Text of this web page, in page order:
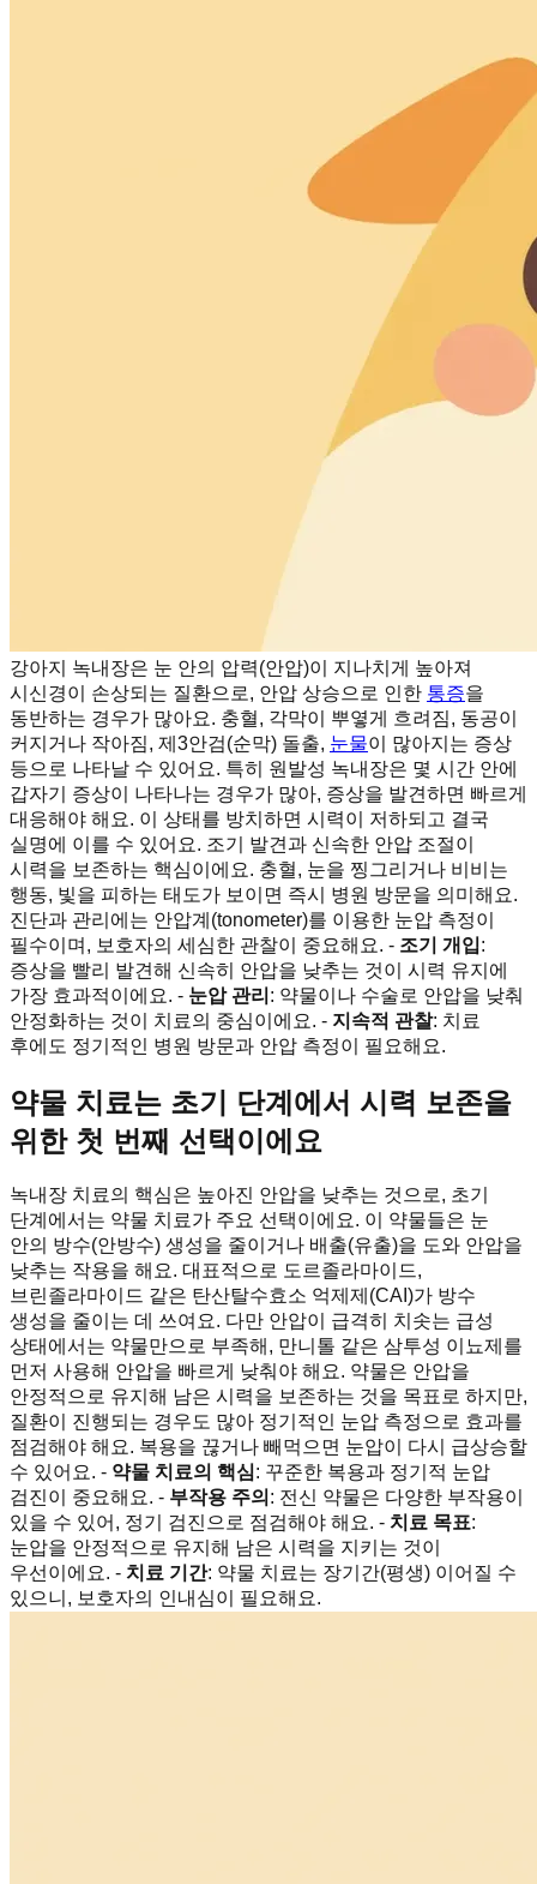
강아지 녹내장은 눈 안의 압력(안압)이 지나치게 높아져
시신경이 손상되는 질환으로, 안압 상승으로 인한 통증을
동반하는 경우가 많아요. 충혈, 각막이 뿌옇게 흐려짐, 동공이
커지거나 작아짐, 제3안검(순막) 돌출, 눈물이 많아지는 증상
등으로 나타날 수 있어요. 특히 원발성 녹내장은 몇 시간 안에
갑자기 증상이 나타나는 경우가 많아, 증상을 발견하면 빠르게
대응해야 해요. 이 상태를 방치하면 시력이 저하되고 결국
실명에 이를 수 있어요. 조기 발견과 신속한 안압 조절이
시력을 보존하는 핵심이에요. 충혈, 눈을 찡그리거나 비비는
행동, 빛을 피하는 태도가 보이면 즉시 병원 방문을 의미해요.
진단과 관리에는 안압계(tonometer)를 이용한 눈압 측정이
필수이며, 보호자의 세심한 관찰이 중요해요. - 조기 개입:
증상을 빨리 발견해 신속히 안압을 낮추는 것이 시력 유지에
가장 효과적이에요. - 눈압 관리 : 약물이나 수술로 안압을 낮춰
안정화하는 것이 치료의 중심이에요. - 지속적 관찰: 치료
후에도 정기적인 병원 방문과 안압 측정이 필요해요.
약물 치료는 초기 단계에서 시력 보존을
위한 첫 번째 선택이에요
녹내장 치료의 핵심은 높아진 안압을 낮추는 것으로, 초기
단계에서는 약물 치료가 주요 선택이에요. 이 약물들은 눈
안의 방수(안방수) 생성을 줄이거나 배출(유출)을 도와 안압을
낮추는 작용을 해요. 대표적으로 도르졸라마이드,
브린졸라마이드 같은 탄산탈수효소 억제제(CAI)가 방수
생성을 줄이는 데 쓰여요. 다만 안압이 급격히 치솟는 급성
상태에서는 약물만으로 부족해, 만니톨 같은 삼투성 이뇨제를
먼저 사용해 안압을 빠르게 낮춰야 해요. 약물은 안압을
안정적으로 유지해 남은 시력을 보존하는 것을 목표로 하지만,
질환이 진행되는 경우도 많아 정기적인 눈압 측정으로 효과를
점검해야 해요. 복용을 끊거나 빼먹으면 눈압이 다시 급상승할
수 있어요. - 약물 치료의 핵심: 꾸준한 복용과 정기적 눈압
검진이 중요해요. - 부작용 주의 : 전신 약물은 다양한 부작용이
있을 수 있어, 정기 검진으로 점검해야 해요. - 치료 목표:
눈압을 안정적으로 유지해 남은 시력을 지키는 것이
우선이에요. - 치료 기간: 약물 치료는 장기간(평생) 이어질 수
있으니, 보호자의 인내심이 필요해요.